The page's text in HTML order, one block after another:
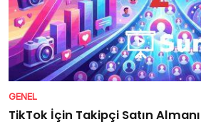
GENEL
TikTok İçin Takipçi Satın